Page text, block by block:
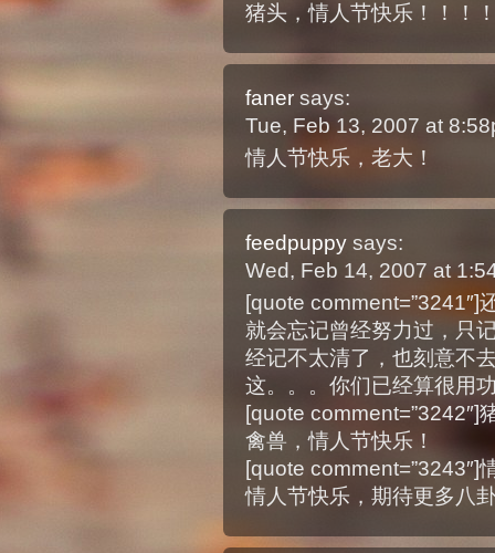
猪头，情人节快乐！！！
faner says:
Tue, Feb 13, 2007 at
情人节快乐，老大！
feedpuppy says:
Wed, Feb 14, 2007 at
[quote comment=”3241″]
就会忘记曾经努力过，只
经记不太清了，也刻意不
这。。。你们已经算很用
[quote comment=”3242″]
禽兽，情人节快乐！
[quote comment=”3243″]
情人节快乐，期待更多八